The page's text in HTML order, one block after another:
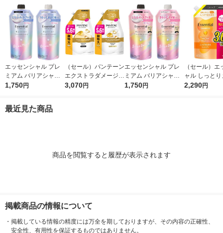
エッセンシャル プレ
ミアム バリアシャン
プー + コンディショ
1,750円
（セール）パンテーン
エクストラダメージリ
ペア シャンプー + コ
3,070円
エッセンシャル プレ
ミアム バリアシャン
プー + コンディショ
1,750円
（セール）エ
ャル しっと
る シャンプー
2,290円
最近見た商品
商品を閲覧すると履歴が表示されます
掲載商品の情報について
・ 掲載している情報の精度には万全を期しておりますが、その内容の正確性、
安全性、有用性を保証するものではありません。